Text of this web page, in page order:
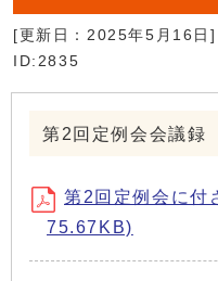
[更新日： 2025年5月16日 ]
ID:2835
第2回定例会会議録
第2回定例会に付
75.67KB)